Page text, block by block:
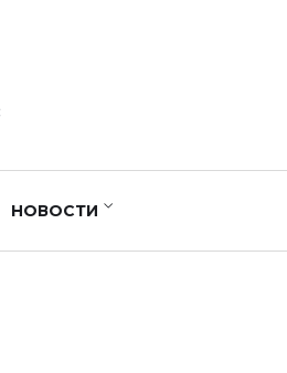
НОВОСТИ